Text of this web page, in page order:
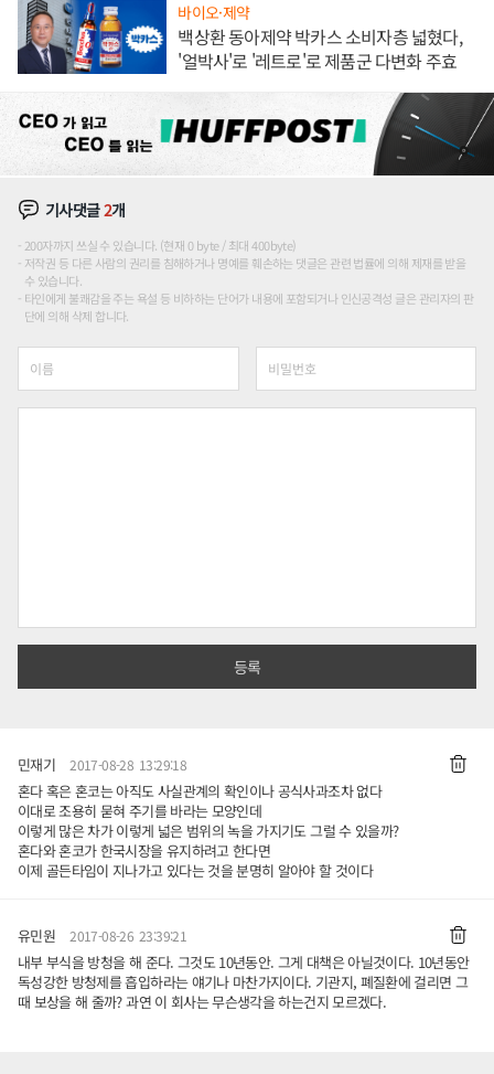
바이오·제약
백상환 동아제약 박카스 소비자층 넓혔다,
'얼박사'로 '레트로'로 제품군 다변화 주효
기사댓글2개
200자까지 쓰실 수 있습니다. (현재 0 byte / 최대 400byte)
저작권 등 다른 사람의 권리를 침해하거나 명예를 훼손하는 댓글은 관련 법률에 의해 제재를 받을
수 있습니다.
타인에게 불쾌감을 주는 욕설 등 비하하는 단어가 내용에 포함되거나 인신공격성 글은 관리자의 판
단에 의해 삭제 합니다.
민재기 2017-08-28 13:29:18
혼다 혹은 혼코는 아직도 사실관계의 확인이나 공식사과조차 없다
이대로 조용히 묻혀 주기를 바라는 모양인데
이렇게 많은 차가 이렇게 넓은 범위의 녹을 가지기도 그럴 수 있을까?
혼다와 혼코가 한국시장을 유지하려고 한다면
이제 골든타임이 지나가고 있다는 것을 분명히 알아야 할 것이다
유민원 2017-08-26 23:39:21
내부 부식을 방청을 해 준다. 그것도 10년동안. 그게 대책은 아닐것이다. 10년동안
독성강한 방청제를 흡입하라는 얘기나 마찬가지이다. 기관지, 폐질환에 걸리면 그
때 보상을 해 줄까? 과연 이 회사는 무슨생각을 하는건지 모르겠다.